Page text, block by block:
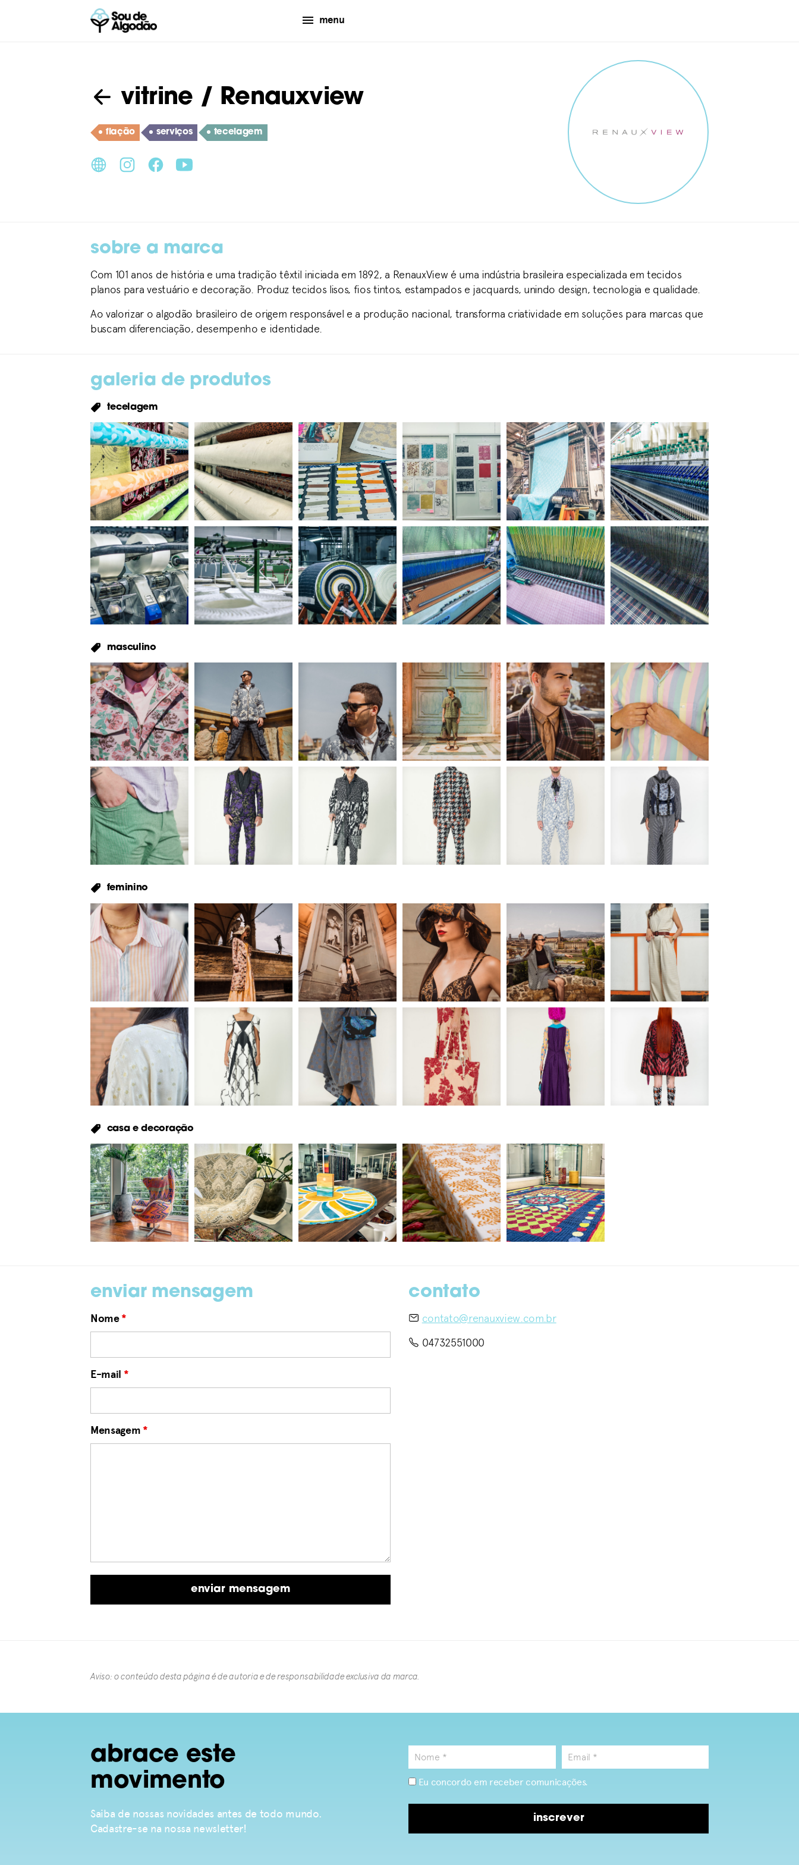
menu
vitrine / Renauxview
fiação serviços tecelagem
sobre a marca
Com 101 anos de história e uma tradição têxtil iniciada em 1892, a RenauxView é uma indústria brasileira especializada em tecidos
planos para vestuário e decoração. Produz tecidos lisos, fios tintos, estampados e jacquards, unindo design, tecnologia e qualidade.
Ao valorizar o algodão brasileiro de origem responsável e a produção nacional, transforma criatividade em soluções para marcas que
buscam diferenciação, desempenho e identidade.
galeria de produtos
tecelagem
masculino
feminino
casa e decoração
enviar mensagem
Nome*
E-mail *
Mensagem *
contato
contato@renauxview.com.br
04732551000
Aviso: o conteúdo desta página é de autoria e de responsabilidade exclusiva da marca.​
abrace este
movimento
Saiba de nossas novidades antes de todo mundo.
Cadastre-se na nossa newsletter!
Eu concordo em receber comunicações.
inscrever